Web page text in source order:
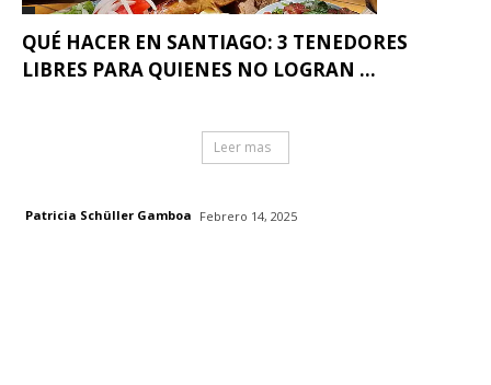
QUÉ HACER EN SANTIAGO: 3 TENEDORES
LIBRES PARA QUIENES NO LOGRAN ...
Leer mas
Patricia Schüller Gamboa Febrero 14, 2025